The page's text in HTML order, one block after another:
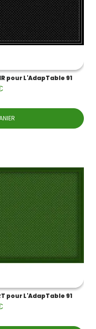
pour L'AdapTable 91
pour L'AdapTable 91